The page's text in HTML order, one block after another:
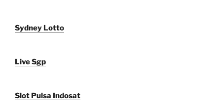
Sydney Lotto
Live Sgp
Slot Pulsa Indosat